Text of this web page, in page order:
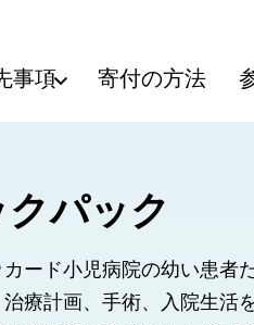
事項 寄付の方法
パック
ード小児病院の幼い患者
療計画、手術、入院生活